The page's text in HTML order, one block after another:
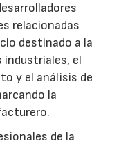
relacionadas
destinado a la
industriales, el
y el análisis de
la
de la